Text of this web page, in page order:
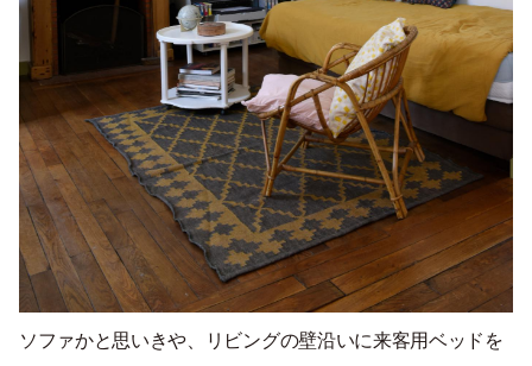
ソファかと思いきや、リビングの壁沿いに来客用ベッドを